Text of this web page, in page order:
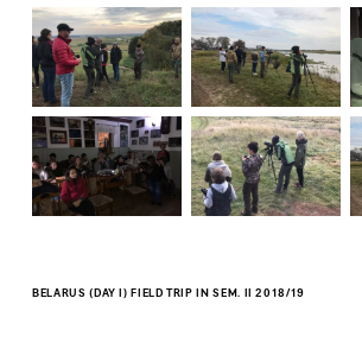
BELARUS (DAY I) FIELD TRIP IN SEM. II 2018/19